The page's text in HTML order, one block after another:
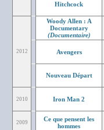
Hitchcock
2012
Woody Allen : A
Documentary
(Documentaire)
Avengers
Nouveau Départ
2010 Iron Man 2
2009
Ce que pensent les
hommes